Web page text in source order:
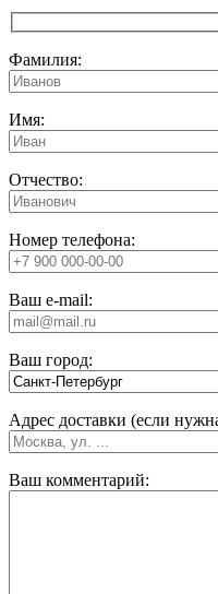
Фамилия:
Имя:
Отчество:
Номер телефона:
Ваш e-mail:
Ваш город:
Адрес доставки (если
Ваш комментарий: